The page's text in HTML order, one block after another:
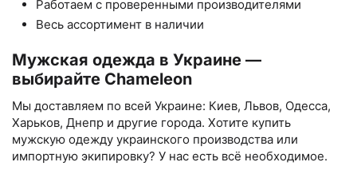
Работаем с проверенными производителями
Весь ассортимент в наличии
Мужская одежда в Украине —
выбирайте Chameleon
Мы доставляем по всей Украине: Киев, Львов, Одесса,
Харьков, Днепр и другие города. Хотите купить
мужскую одежду украинского производства или
импортную экипировку? У нас есть всё необходимое.